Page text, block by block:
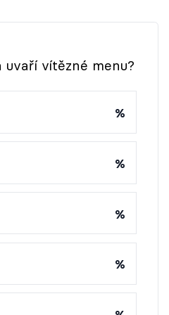
uvaří vítězné menu?
%
%
%
%